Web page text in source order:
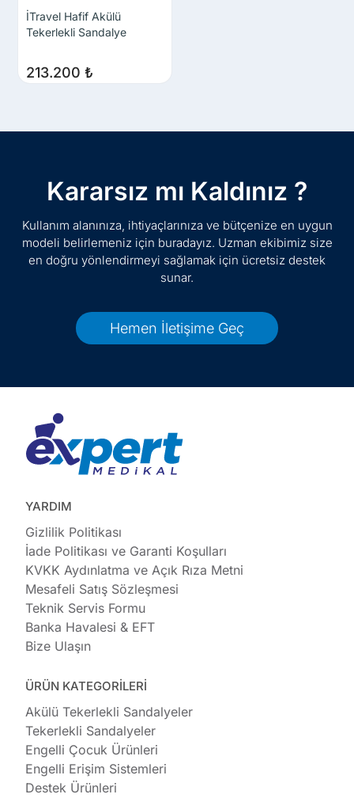
İTravel Hafif Akülü
Tekerlekli Sandalye
213.200₺
Kararsız mı Kaldınız ?
Kullanım alanınıza, ihtiyaçlarınıza ve bütçenize en uygun
modeli belirlemeniz için buradayız. Uzman ekibimiz size
en doğru yönlendirmeyi sağlamak için ücretsiz destek
sunar.
Hemen İletişime Geç
YARDIM
Gizlilik Politikası
İade Politikası ve Garanti Koşulları
KVKK Aydınlatma ve Açık Rıza Metni
Mesafeli Satış Sözleşmesi
Teknik Servis Formu
Banka Havalesi & EFT
Bize Ulaşın
ÜRÜN KATEGORİLERİ
Akülü Tekerlekli Sandalyeler
Tekerlekli Sandalyeler
Engelli Çocuk Ürünleri
Engelli Erişim Sistemleri
Destek Ürünleri